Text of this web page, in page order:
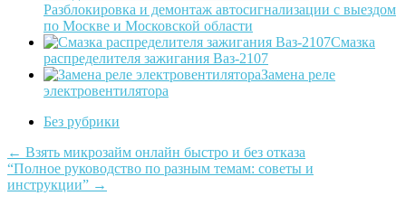
Разблокировка и демонтаж автосигнализации с выездом
по Москве и Московской области
Смазка
распределителя зажигания Ваз-2107
Замена реле
электровентилятора
Без рубрики
Post
navigation
← Взять микрозайм онлайн быстро и без отказа
“Полное руководство по разным темам: советы и
инструкции” →